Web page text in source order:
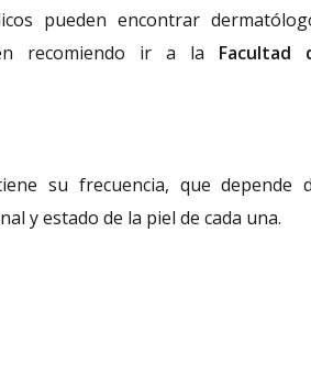
pueden encontrar
recomiendo ir a la Facultad
su frecuencia, que depende
y estado de la piel de cada una.